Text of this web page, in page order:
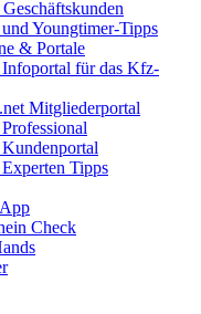
Youngtimer-Tipps
& Portale
für das Kfz-
Mitgliederportal
Tipps
Check